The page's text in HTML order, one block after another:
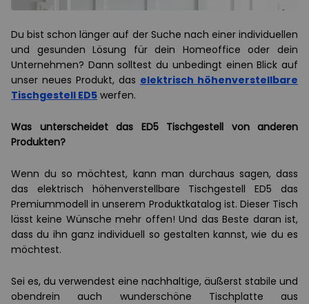
Du bist schon länger auf der Suche nach einer individuellen
und gesunden Lösung für dein Homeoffice oder dein
Unternehmen? Dann solltest du unbedingt einen Blick auf
unser neues Produkt, das elektrisch höhenverstellbare
Tischgestell ED5 werfen.
Was unterscheidet das ED5 Tischgestell von anderen
Produkten?
Wenn du so möchtest, kann man durchaus sagen, dass
das elektrisch höhenverstellbare Tischgestell ED5 das
Premiummodell in unserem Produktkatalog ist. Dieser Tisch
lässt keine Wünsche mehr offen! Und das Beste daran ist,
dass du ihn ganz individuell so gestalten kannst, wie du es
möchtest.
Sei es, du verwendest eine nachhaltige, äußerst stabile und
obendrein auch wunderschöne Tischplatte aus